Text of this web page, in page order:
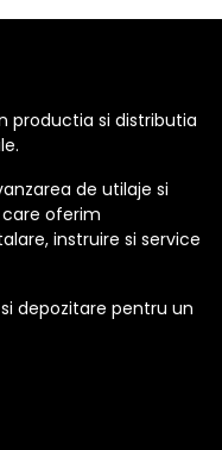
productia si distributia
de utilaje si
oferim
instruire si service
depozitare pentru un